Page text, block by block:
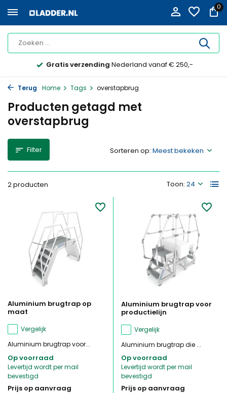
0
Gratis verzending Nederland vanaf € 250,-
Terug Home Tags overstapbrug
Producten getagd met
overstapbrug
Filter
2 producten Toon:
Sorteren op:
Aluminium brugtrap op
maat
Vergelijk
Aluminium brugtrap voor...
Op voorraad
Levertijd wordt per mail
bevestigd
Prijs op aanvraag
Aluminium brugtrap voor
productielijn
Vergelijk
Aluminium brugtrap die ...
Op voorraad
Levertijd wordt per mail
bevestigd
Prijs op aanvraag